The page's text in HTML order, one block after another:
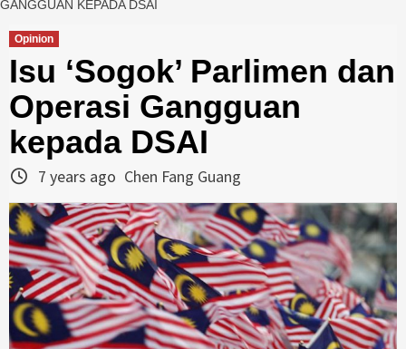
GANGGUAN KEPADA DSAI
Opinion
Isu ‘Sogok’ Parlimen dan
Operasi Gangguan
kepada DSAI
7 years ago Chen Fang Guang